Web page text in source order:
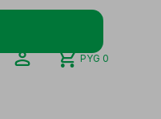
PYG 0